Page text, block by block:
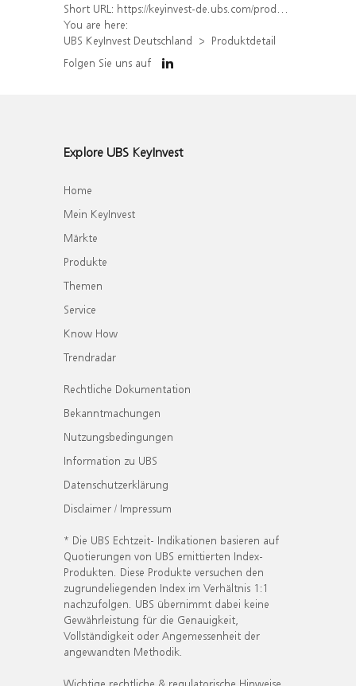
Short URL: https://keyinvest-de.ubs.com/produkt/detail/index/isin/DE000WA6SEA2
You are here:
UBS KeyInvest Deutschland
Produktdetail
Folgen Sie uns auf
Explore UBS KeyInvest
Home
Mein KeyInvest
Märkte
Produkte
Themen
Service
Know How
Trendradar
Rechtliche Dokumentation
Bekanntmachungen
Nutzungsbedingungen
Information zu UBS
Datenschutzerklärung
Disclaimer / Impressum
* Die UBS Echtzeit- Indikationen basieren auf
Quotierungen von UBS emittierten Index-
Produkten. Diese Produkte versuchen den
zugrundeliegenden Index im Verhältnis 1:1
nachzufolgen. UBS übernimmt dabei keine
Gewährleistung für die Genauigkeit,
Vollständigkeit oder Angemessenheit der
angewandten Methodik.